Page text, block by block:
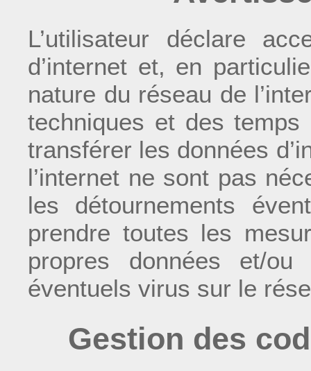
L’utilisateur déclare
d’internet et, en
nature du réseau de
techniques et des
transférer les données
l’internet ne sont pas
les détournements
prendre toutes les
propres données et/
éventuels virus sur le
Gestion des